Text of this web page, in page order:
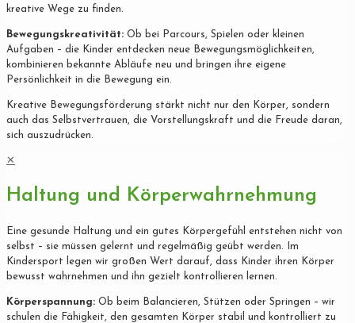
kreative Wege zu finden.
Bewegungskreativität: Ob bei Parcours, Spielen oder kleinen
Aufgaben – die Kinder entdecken neue Bewegungsmöglichkeiten,
kombinieren bekannte Abläufe neu und bringen ihre eigene
Persönlichkeit in die Bewegung ein.
Kreative Bewegungsförderung stärkt nicht nur den Körper, sondern
auch das Selbstvertrauen, die Vorstellungskraft und die Freude daran,
sich auszudrücken.
✕
Haltung und Körperwahrnehmung
Eine gesunde Haltung und ein gutes Körpergefühl entstehen nicht von
selbst – sie müssen gelernt und regelmäßig geübt werden. Im
Kindersport legen wir großen Wert darauf, dass Kinder ihren Körper
bewusst wahrnehmen und ihn gezielt kontrollieren lernen.
Körperspannung: Ob beim Balancieren, Stützen oder Springen – wir
schulen die Fähigkeit, den gesamten Körper stabil und kontrolliert zu